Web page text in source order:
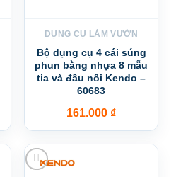
DỤNG CỤ LÀM VƯỜN
Bộ dụng cụ 4 cái súng
phun bằng nhựa 8 mẫu
tia và đầu nối Kendo –
60683
161.000 ₫